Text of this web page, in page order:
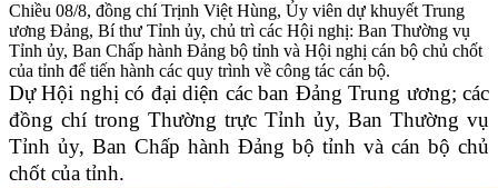
Chiều 08/8, đồng chí Trịnh Việt Hùng, Ủy viên dự khuyết Trung
ương Đảng, Bí thư Tỉnh ủy, chủ trì các Hội nghị: Ban Thường vụ
Tỉnh ủy, Ban Chấp hành Đảng bộ tỉnh và Hội nghị cán bộ chủ chốt
của tỉnh để tiến hành các quy trình về công tác cán bộ.
Dự Hội nghị có đại diện các ban Đảng Trung ương; các
đồng chí trong Thường trực Tỉnh ủy, Ban Thường vụ
Tỉnh ủy, Ban Chấp hành Đảng bộ tỉnh và cán bộ chủ
chốt của tỉnh.